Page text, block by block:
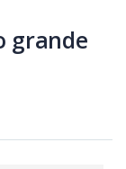
grande